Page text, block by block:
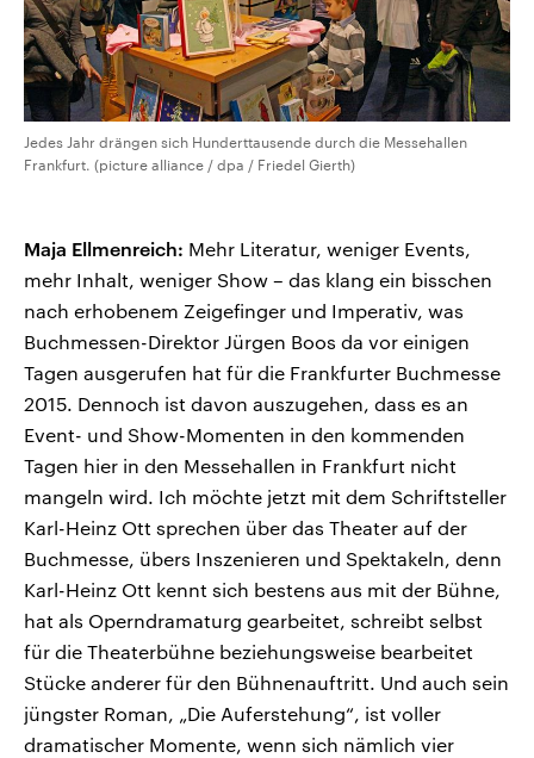
Jedes Jahr drängen sich Hunderttausende durch die Messehallen
Frankfurt. (picture alliance / dpa / Friedel Gierth)
Maja Ellmenreich: Mehr Literatur, weniger Events,
mehr Inhalt, weniger Show – das klang ein bisschen
nach erhobenem Zeigefinger und Imperativ, was
Buchmessen-Direktor Jürgen Boos da vor einigen
Tagen ausgerufen hat für die Frankfurter Buchmesse
2015. Dennoch ist davon auszugehen, dass es an
Event- und Show-Momenten in den kommenden
Tagen hier in den Messehallen in Frankfurt nicht
mangeln wird. Ich möchte jetzt mit dem Schriftsteller
Karl-Heinz Ott sprechen über das Theater auf der
Buchmesse, übers Inszenieren und Spektakeln, denn
Karl-Heinz Ott kennt sich bestens aus mit der Bühne,
hat als Operndramaturg gearbeitet, schreibt selbst
für die Theaterbühne beziehungsweise bearbeitet
Stücke anderer für den Bühnenauftritt. Und auch sein
jüngster Roman, „Die Auferstehung“, ist voller
dramatischer Momente, wenn sich nämlich vier